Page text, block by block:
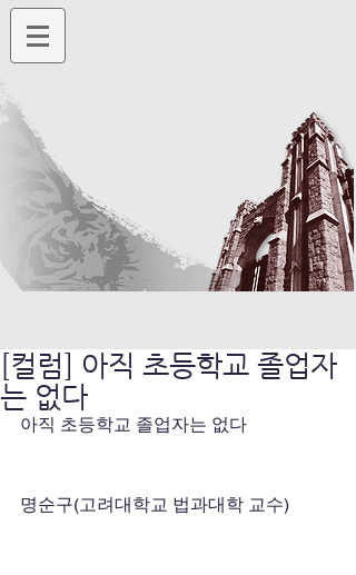
[컬럼] 아직 초등학교 졸업자
는 없다
아직 초등학교 졸업자는 없다
명순구(고려대학교 법과대학 교수)